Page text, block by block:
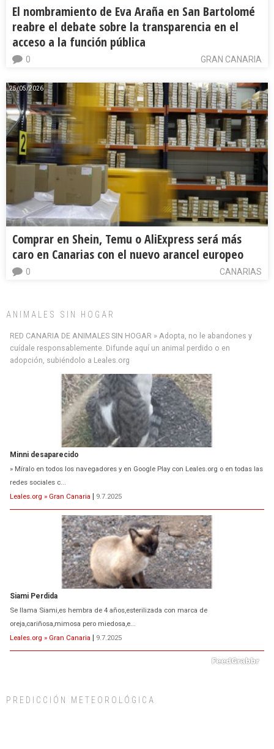
El nombramiento de Eva Araña en San Bartolomé
reabre el debate sobre la transparencia en el
acceso a la función pública
GRAN CANARIA
0
25/05/2026
Comprar en Shein, Temu o AliExpress será más
caro en Canarias con el nuevo arancel europeo
CANARIAS
0
ANIMALES SIN HOGAR
RED CANARIA DE ANIMALES SIN HOGAR » Adopta, no le abandones y
cuídale responsablemente. Difunde aquí un animal perdido o en
adopción, subiéndolo a Leales.org
Siami Perdida
Se llama Siami,es hembra de 4 años,esterilizada con marca de
oreja,cariñosa,mimosa pero miedosa,e...
Leales.org » Gran Canaria
9.7.2025
ADOPCIÓN URGENTE GATA TEROR GRAN CANARIA
El ayuntamiento se va a llevar a Los Gatos callejeros de la zona los próximos
días, ella incluida...
Leales.org » Gran Canaria
9.7.2025
PREDICCIÓN METEOROLÓGICA